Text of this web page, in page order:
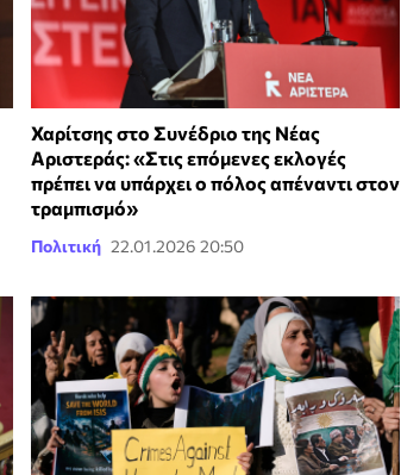
Χαρίτσης στο Συνέδριο της Νέας
Αριστεράς: «Στις επόμενες εκλογές
πρέπει να υπάρχει ο πόλος απέναντι στον
τραμπισμό»
Πολιτική 22.01.2026 20:50